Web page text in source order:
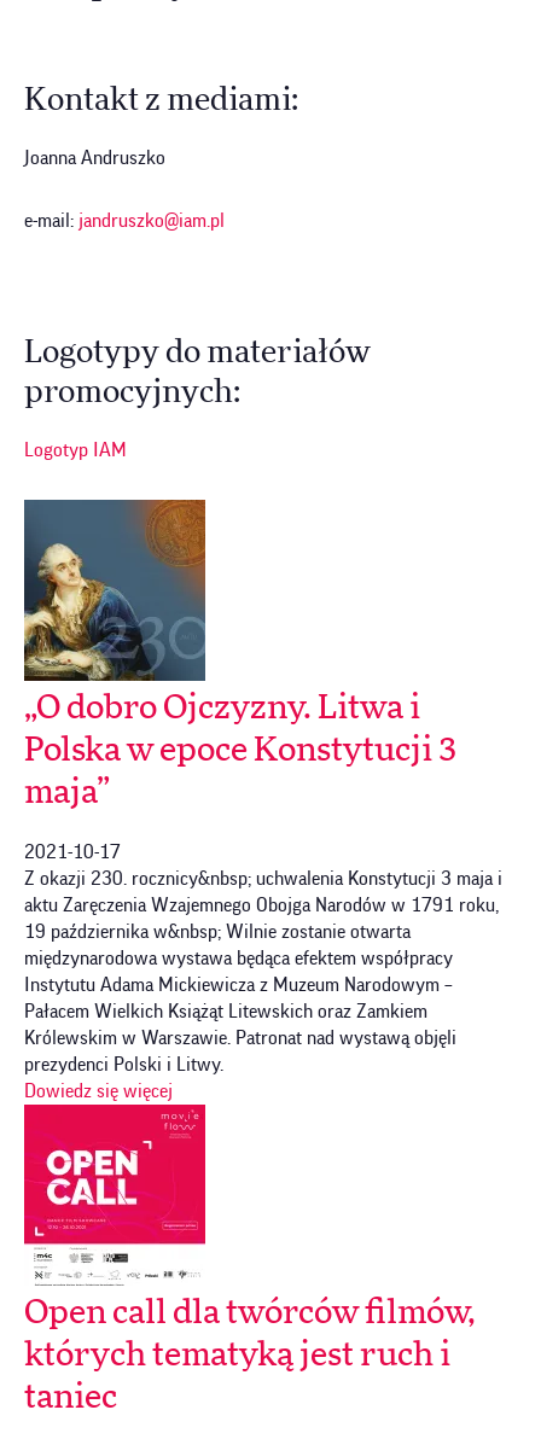
Kontakt z mediami:
Joanna Andruszko
e-mail: jandruszko@iam.pl
Logotypy do materiałów
promocyjnych:
Logotyp IAM
„O dobro Ojczyzny. Litwa i
Polska w epoce Konstytucji 3
maja”
2021-10-17
Z okazji 230. rocznicy&nbsp; uchwalenia Konstytucji 3 maja i
aktu Zaręczenia Wzajemnego Obojga Narodów w 1791 roku,
19 października w&nbsp; Wilnie zostanie otwarta
międzynarodowa wystawa będąca efektem współpracy
Instytutu Adama Mickiewicza z Muzeum Narodowym –
Pałacem Wielkich Książąt Litewskich oraz Zamkiem
Królewskim w Warszawie. Patronat nad wystawą objęli
prezydenci Polski i Litwy.
Dowiedz się więcej
Open call dla twórców filmów,
których tematyką jest ruch i
taniec